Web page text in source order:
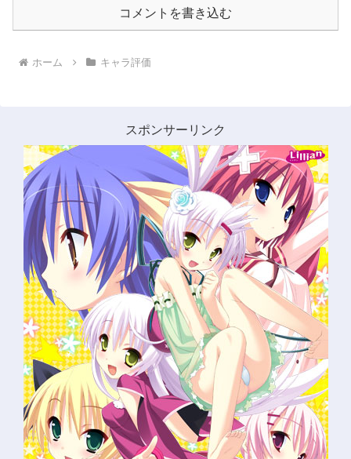
コメントを書き込む
ホーム キャラ評価
スポンサーリンク